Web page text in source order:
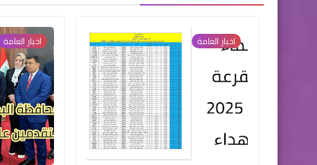
اخبار العامة اخبار العامة